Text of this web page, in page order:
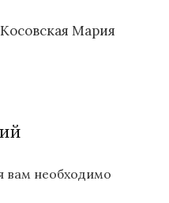
Мария
вам необходимо